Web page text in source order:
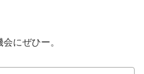
にぜひー。